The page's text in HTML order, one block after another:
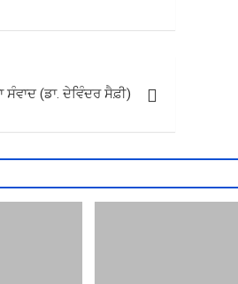
ਸੰਵਾਦ (ਡਾ. ਦੇਵਿੰਦਰ ਸੈਫ਼ੀ)